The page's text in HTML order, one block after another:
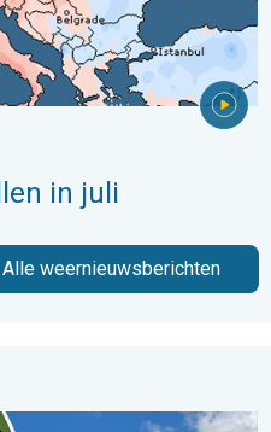
in juli
Alle weernieuwsberichten
trekken. Weekendweer. . .